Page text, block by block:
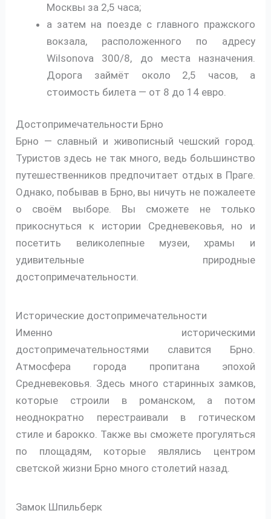
Москвы за 2,5 часа;
а затем на поезде с главного пражского
вокзала, расположенного по адресу
Wilsonova 300/8, до места назначения.
Дорога займёт около 2,5 часов, а
стоимость билета — от 8 до 14 евро.
Достопримечательности Брно
Брно — славный и живописный чешский город.
Туристов здесь не так много, ведь большинство
путешественников предпочитает отдых в Праге.
Однако, побывав в Брно, вы ничуть не пожалеете
о своём выборе. Вы сможете не только
прикоснуться к истории Средневековья, но и
посетить великолепные музеи, храмы и
удивительные природные
достопримечательности.
Исторические достопримечательности
Именно историческими
достопримечательностями славится Брно.
Атмосфера города пропитана эпохой
Средневековья. Здесь много старинных замков,
которые строили в романском, а потом
неоднократно перестраивали в готическом
стиле и барокко. Также вы сможете прогуляться
по площадям, которые являлись центром
светской жизни Брно много столетий назад.
Замок Шпильберк